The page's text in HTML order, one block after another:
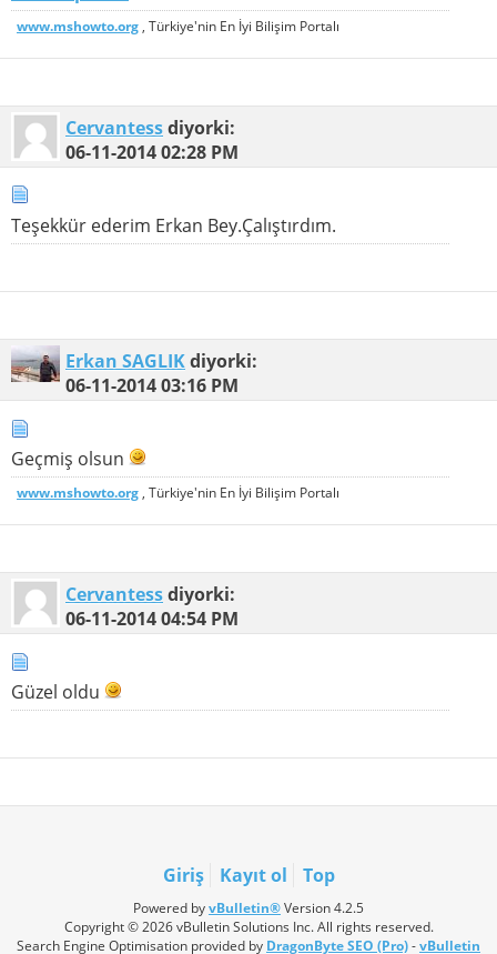
www.mshowto.org , Türkiye'nin En İyi Bilişim Portalı
Cervantessdiyorki:
06-11-201402:28 PM
Teşekkür ederim Erkan Bey.Çalıştırdım.
Erkan SAGLIKdiyorki:
06-11-201403:16 PM
Geçmiş olsun
www.mshowto.org , Türkiye'nin En İyi Bilişim Portalı
Cervantessdiyorki:
06-11-201404:54 PM
Güzel oldu
Giriş Kayıt ol Top
Powered byvBulletin®Version 4.2.5
Copyright © 2026 vBulletin Solutions Inc. All rights reserved.
Search Engine Optimisation provided by DragonByte SEO (Pro)-vBulletin